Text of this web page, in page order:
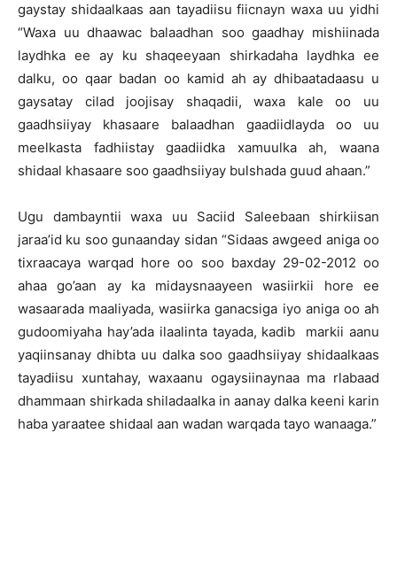
gaystay shidaalkaas aan tayadiisu fiicnayn waxa uu yidhi
“Waxa uu dhaawac balaadhan soo gaadhay mishiinada
laydhka ee ay ku shaqeeyaan shirkadaha laydhka ee
dalku, oo qaar badan oo kamid ah ay dhibaatadaasu u
gaysatay cilad joojisay shaqadii, waxa kale oo uu
gaadhsiiyay khasaare balaadhan gaadiidlayda oo uu
meelkasta fadhiistay gaadiidka xamuulka ah, waana
shidaal khasaare soo gaadhsiiyay bulshada guud ahaan.”
Ugu dambayntii waxa uu Saciid Saleebaan shirkiisan
jaraa’id ku soo gunaanday sidan “Sidaas awgeed aniga oo
tixraacaya warqad hore oo soo baxday 29-02-2012 oo
ahaa go’aan ay ka midaysnaayeen wasiirkii hore ee
wasaarada maaliyada, wasiirka ganacsiga iyo aniga oo ah
gudoomiyaha hay’ada ilaalinta tayada, kadib markii aanu
yaqiinsanay dhibta uu dalka soo gaadhsiiyay shidaalkaas
tayadiisu xuntahay, waxaanu ogaysiinaynaa ma rlabaad
dhammaan shirkada shiladaalka in aanay dalka keeni karin
haba yaraatee shidaal aan wadan warqada tayo wanaaga.”